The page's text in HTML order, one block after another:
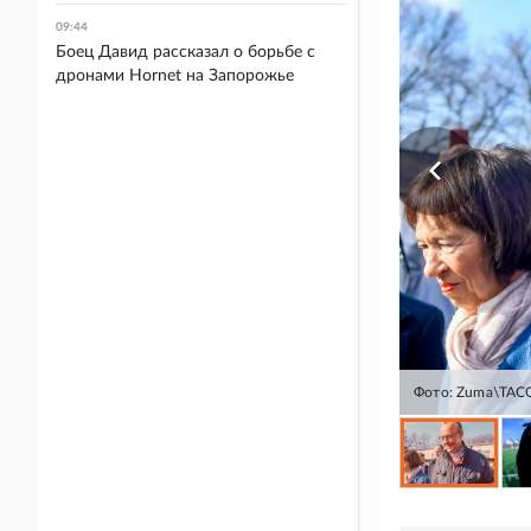
Фото:
09:44
Боец Давид рассказал о борьбе с
дронами Hornet на Запорожье